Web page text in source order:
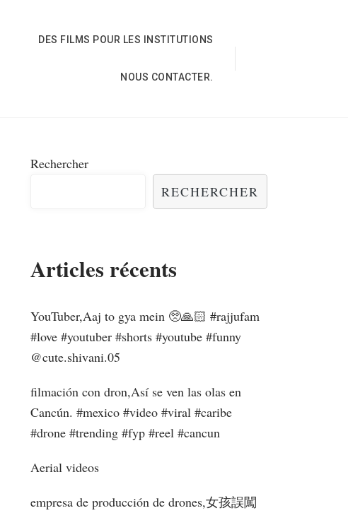
DES FILMS POUR LES INSTITUTIONS
NOUS CONTACTER.
Rechercher
RECHERCHER
Articles récents
YouTuber,Aaj to gya mein 🥺🙏🏻 #rajjufam
#love #youtuber #shorts #youtube #funny ​
⁠@cute.shivani.05
filmación con dron,Así se ven las olas en
Cancún. #mexico #video #viral #caribe
#drone #trending #fyp #reel #cancun
Aerial videos
empresa de producción de drones,女孩誤闖